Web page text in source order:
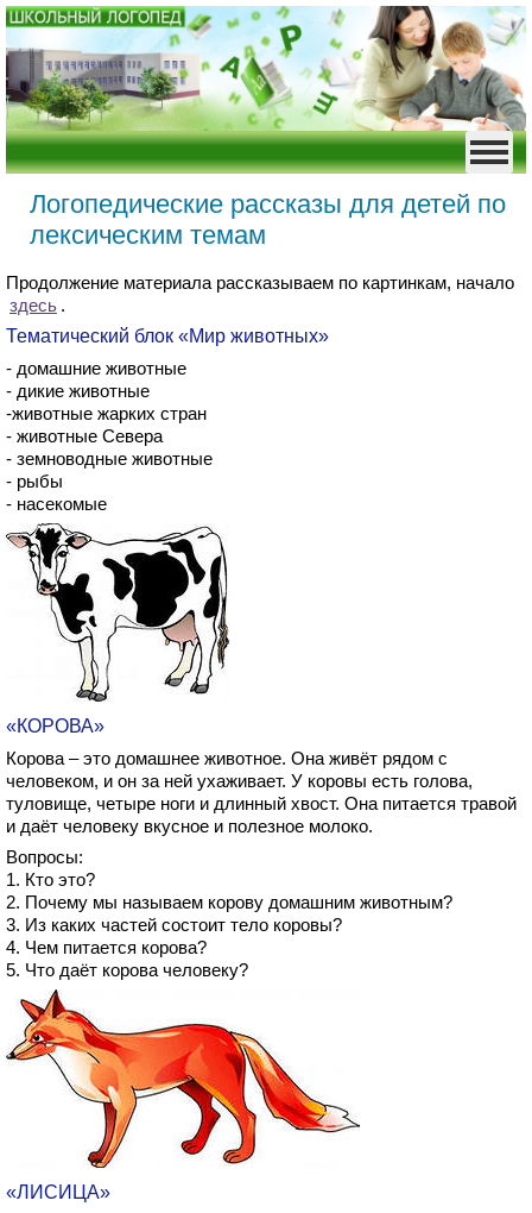
Логопедические рассказы для детей по
лексическим темам
Продолжение материала рассказываем по картинкам, начало
здесь .
Тематический блок «Мир животных»
- домашние животные
- дикие животные
-животные жарких стран
- животные Севера
- земноводные животные
- рыбы
- насекомые
«КОРОВА»
Корова – это домашнее животное. Она живёт рядом с
человеком, и он за ней ухаживает. У коровы есть голова,
туловище, четыре ноги и длинный хвост. Она питается травой
и даёт человеку вкусное и полезное молоко.
Вопросы:
1. Кто это?
2. Почему мы называем корову домашним животным?
3. Из каких частей состоит тело коровы?
4. Чем питается корова?
5. Что даёт корова человеку?
«ЛИСИЦА»